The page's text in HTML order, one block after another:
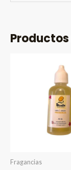
Fragancias